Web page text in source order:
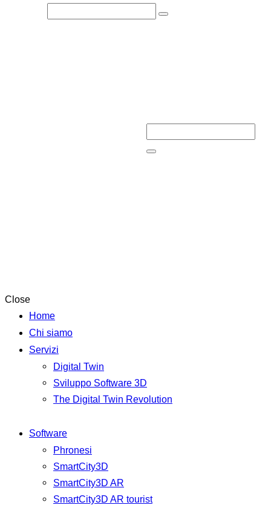
Close
Home
Chi siamo
Servizi
Digital Twin
Sviluppo Software 3D
The Digital Twin Revolution
Software
Phronesi
SmartCity3D
SmartCity3D AR
SmartCity3D AR tourist